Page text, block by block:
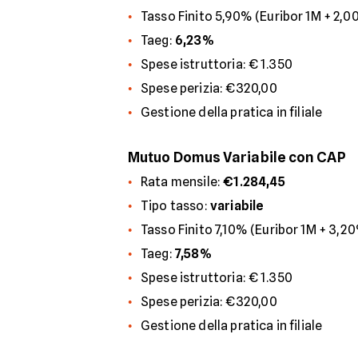
Tasso Finito 5,90% (Euribor 1M +
Taeg: 6,23%
Spese istruttoria: € 1.350
Spese perizia: €320,00
Gestione della pratica in filiale
Mutuo Domus Variabile con CAP
Rata mensile:€1.284,45
Tipo tasso: variabile
Tasso Finito 7,10% (Euribor 1M +
Taeg: 7,58%
Spese istruttoria: € 1.350
Spese perizia: €320,00
Gestione della pratica in filiale